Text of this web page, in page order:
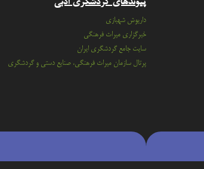
داریوش شهبازی
خبرگزاری میراث فرهنگی
سايت جامع گردشگري ايران
پرتال سازمان ميراث فرهنگي، صنايع دستي و گردشگري